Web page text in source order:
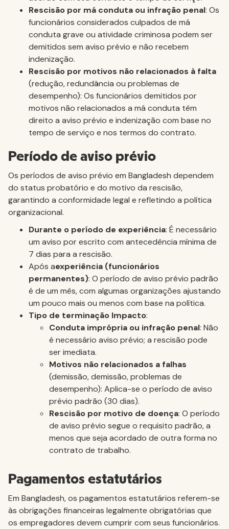
Rescisão por má conduta ou infração penal: Os
funcionários considerados culpados de má
conduta grave ou atividade criminosa podem ser
demitidos sem aviso prévio e não recebem
indenização.
Rescisão por motivos não relacionados à falta
(redução, redundância ou problemas de
desempenho): Os funcionários demitidos por
motivos não relacionados a má conduta têm
direito a aviso prévio e indenização com base no
tempo de serviço e nos termos do contrato.
Período de aviso prévio
Os períodos de aviso prévio em Bangladesh dependem
do status probatório e do motivo da rescisão,
garantindo a conformidade legal e refletindo a política
organizacional.
Durante o período de experiência: É necessário
um aviso por escrito com antecedência mínima de
7 dias para a rescisão.
‍Após aexperiência (funcionários
permanentes): O período de aviso prévio padrão
é de um mês, com algumas organizações ajustando
um pouco mais ou menos com base na política.
Tipo de terminação Impacto:
Conduta imprópria ou infração penal: Não
é necessário aviso prévio; a rescisão pode
ser imediata.
Motivos não relacionados a falhas
(demissão, demissão, problemas de
desempenho): Aplica-se o período de aviso
prévio padrão (30 dias).
Rescisão por motivo de doença: O período
de aviso prévio segue o requisito padrão, a
menos que seja acordado de outra forma no
contrato de trabalho.
Pagamentos estatutários
Em Bangladesh, os pagamentos estatutários referem-se
às obrigações financeiras legalmente obrigatórias que
os empregadores devem cumprir com seus funcionários.